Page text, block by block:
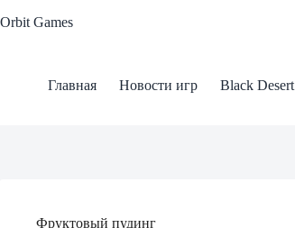
to
Orbit Games
Главная Новости игр Black Desert
Фруктовый пудинг